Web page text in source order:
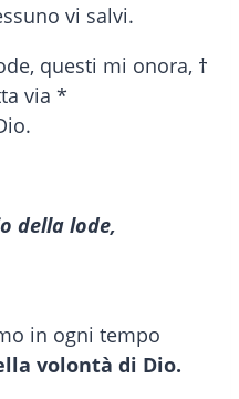
vi salvi.
questi mi onora, †
via *
della lode,
in ogni tempo
volontà di Dio.